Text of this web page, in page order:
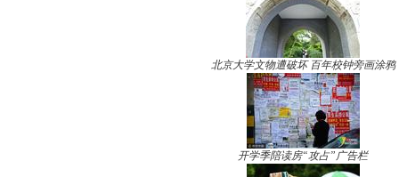
北京大学文物遭破坏 百年校钟旁画涂鸦
开学季陪读房“攻占”广告栏